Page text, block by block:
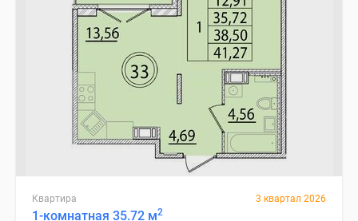
Квартира 3 квартал 2026
1-комнатная 35.72 м2